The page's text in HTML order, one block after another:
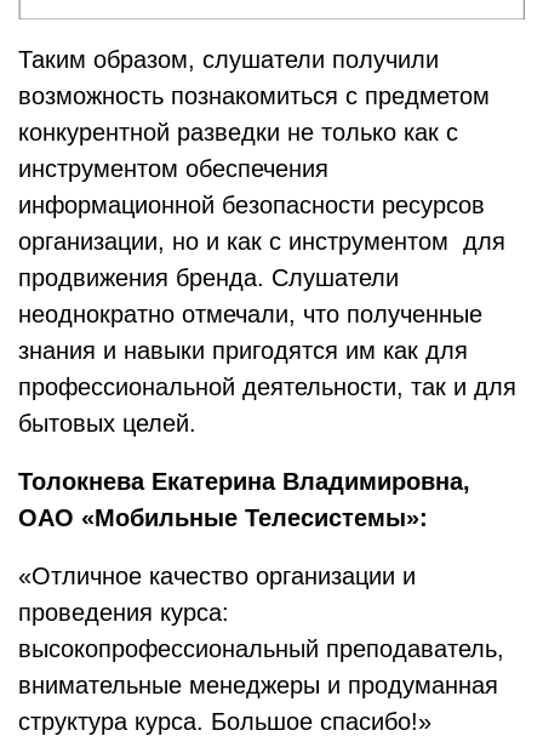
Таким образом, слушатели получили
возможность познакомиться с предметом
конкурентной разведки не только как с
инструментом обеспечения
информационной безопасности ресурсов
организации, но и как с инструментом для
продвижения бренда. Слушатели
неоднократно отмечали, что полученные
знания и навыки пригодятся им как для
профессиональной деятельности, так и для
бытовых целей.
Толокнева Екатерина Владимировна,
ОАО «Мобильные Телесистемы»:
«Отличное качество организации и
проведения курса:
высокопрофессиональный преподаватель,
внимательные менеджеры и продуманная
структура курса. Большое спасибо!»